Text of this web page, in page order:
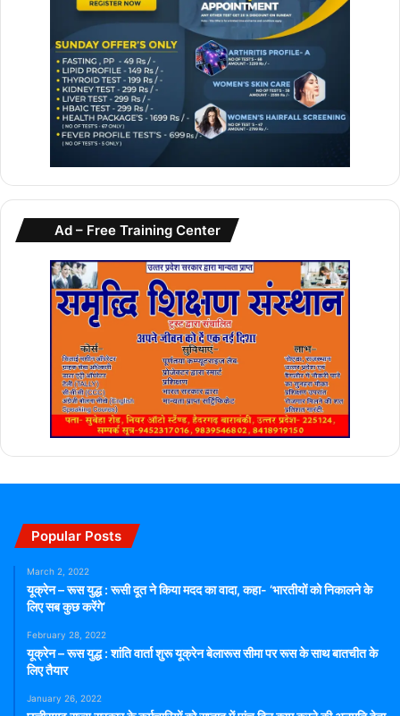
Ad – Free Training Center
Popular Posts
March 2, 2022
यूक्रेन – रूस युद्ध : रूसी दूत ने किया मदद का वादा, कहा- ‘भारतीयों को निकालने के
लिए सब कुछ करेंगे’
February 28, 2022
यूक्रेन – रूस युद्ध : शांति वार्ता शुरू यूक्रेन बेलारूस सीमा पर रूस के साथ बातचीत के
लिए तैयार
January 26, 2022